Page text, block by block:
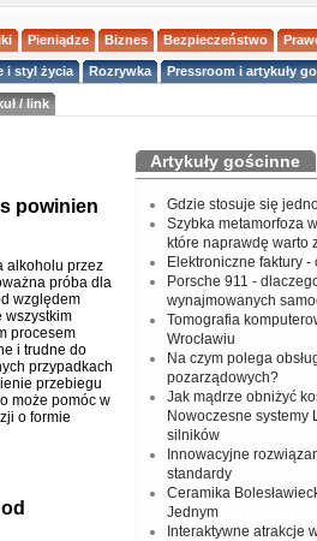
Pieniądze Biznes Bezpieczeństwo
i styl życia Rozrywka Pressroom i artykuły
/ link
powinien
alkoholu przez
próba dla
względem
wszystkim
procesem
i trudne do
przypadkach
przebiegu
może pomóc w
o formie
Artykuły gościnne
Gdzie stosuje się
Szybka metamorfoza
które naprawdę warto
Elektroniczne faktury
Porsche 911 -
wynajmowanych
Tomografia
Wrocławiu
Na czym polega
pozarządowych?
Jak mądrze obniżyć
Nowoczesne systemy
silników
Innowacyjne
standardy
Ceramika
Jednym
Interaktywne atrakcje